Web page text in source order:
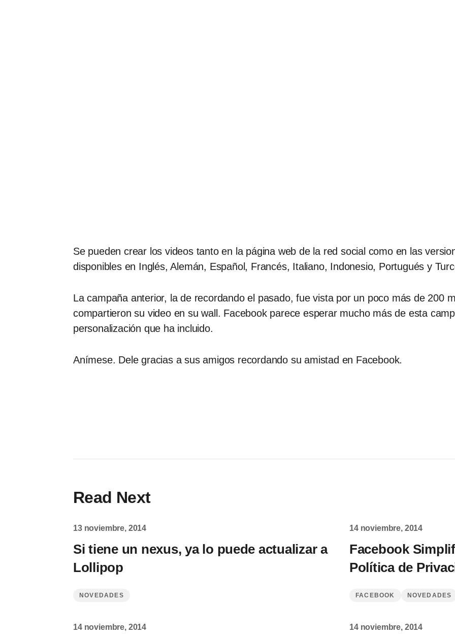
Se pueden crear los videos tanto en la página web de la red social como en las
disponibles en Inglés, Alemán, Español, Francés, Italiano, Indonesio, Portugués y
La campaña anterior, la de recordando el pasado, fue vista por un poco más de 200
compartieron su video en su wall. Facebook parece esperar mucho más de esta
personalización que ha incluido.
Anímese. Dele gracias a sus amigos recordando su amistad en Facebook.
Read Next
13 noviembre, 2014
Si tiene un nexus, ya lo puede actualizar a
Lollipop
NOVEDADES
14 noviembre, 2014
Facebook
Política de
FACEBOOK NOVEDADES
14 noviembre, 2014 14 noviembre, 2014